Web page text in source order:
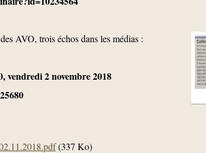
AVO, trois échos dans les médias :
vendredi 2 novembre 2018
(337 Ko)